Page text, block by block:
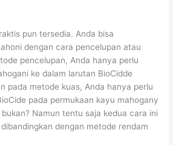
pun tersedia. Anda bisa
dengan cara pencelupan atau
pencelupan, Anda hanya perlu
ke dalam larutan BioCidde
pada metode kuas, Anda hanya perlu
pada permukaan kayu mahogany
Namun tentu saja kedua cara ini
dengan metode rendam